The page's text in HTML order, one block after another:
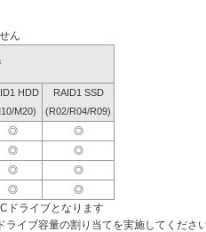
ん
HDD
RAID1 SSD
M20)
(R02/R04/R09)
◎
◎
◎
◎
◎
◎
◎ ◎
ドライブとなります
イブ容量の割り当てを実施してくださ